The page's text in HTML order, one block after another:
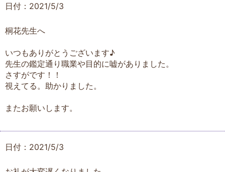
日付：2021/5/3
桐花先生へ
いつもありがとうございます♪
先生の鑑定通り職業や目的に嘘がありました。
さすがです！！
視えてる。助かりました。
またお願いします。
日付：2021/5/3